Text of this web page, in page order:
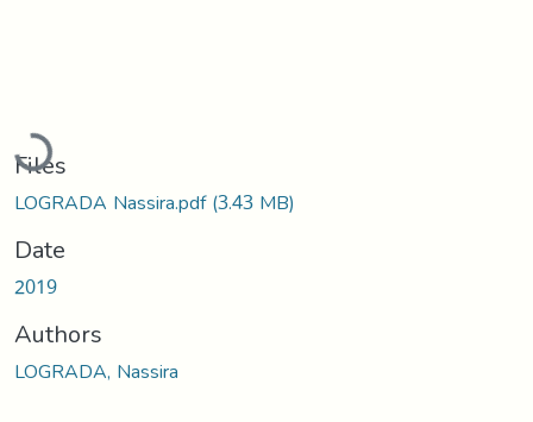
Loading...
Files
LOGRADA Nassira.pdf(3.43 MB)
Date
2019
Authors
LOGRADA, Nassira